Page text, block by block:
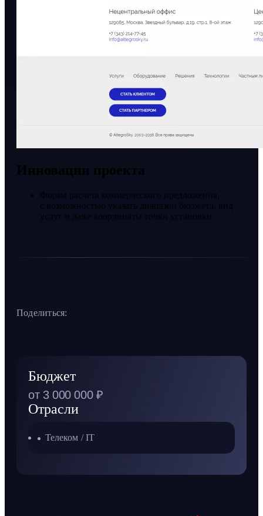
Инновации проекта
Форма расчета коммерческого предложения,
с возможностью указать диапазон бюджета, вид
услуг и даже координаты точки установки
Поделиться:
Бюджет
от 3 000 000 ₽
Отрасли
Телеком / IT